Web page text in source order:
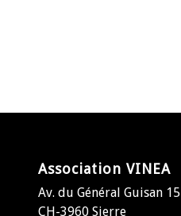
Association VINEA
Av. du Général Guisan 15
CH-3960 Sierre